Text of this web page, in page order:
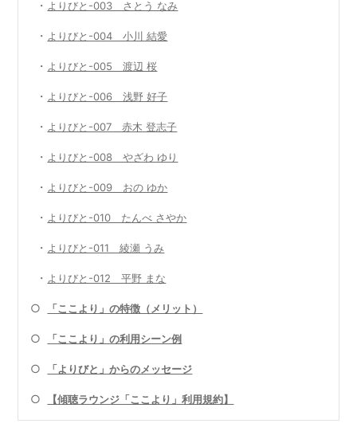
・ よりびと-003 さとう なみ
・ よりびと-004 小川 結愛
・ よりびと-005 渡辺 桜
・ よりびと-006 浅野 好子
・ よりびと-007 赤木 登志子
・ よりびと-008 やざわ ゆり
・ よりびと-009 おの ゆか
・ よりびと-010 たんべ さやか
・ よりびと-011 綾瀬 うみ
・ よりびと-012 平野 まな
○ 「ここより」の特徴（メリット）
○ 「ここより」の利用シーン例
○ 「よりびと」からのメッセージ
○ 【傾聴ラウンジ「ここより」利用規約】